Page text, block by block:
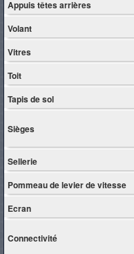
Appuis têtes arrières
Volant
Vitres
Toit
Tapis de sol
Sièges
Sellerie
Pommeau de levier de vitesse
Ecran
Connectivité